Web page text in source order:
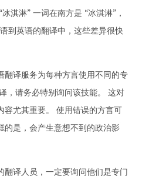
淇淋” 一词在南方是 “冰淇淋”，
到英语的翻译中，这些差异很快
翻译服务为每种方言使用不同的专
，请务必特别询问该技能。 这对
容尤其重要。 使用错误的方言可
的是，会产生意想不到的政治影
翻译人员，一定要询问他们是专门